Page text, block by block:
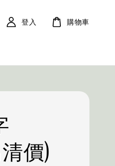
登入 購物車
價)